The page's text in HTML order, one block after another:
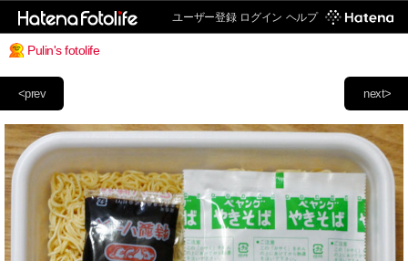
ユーザー登録 ログイン ヘルプ
Pulin's fotolife
next>
<prev